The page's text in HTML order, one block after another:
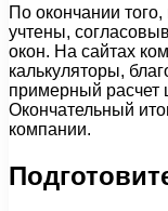
По окончании
учтены,
окон. На сайтах
калькуляторы,
примерный расчет
Окончательный
компании.